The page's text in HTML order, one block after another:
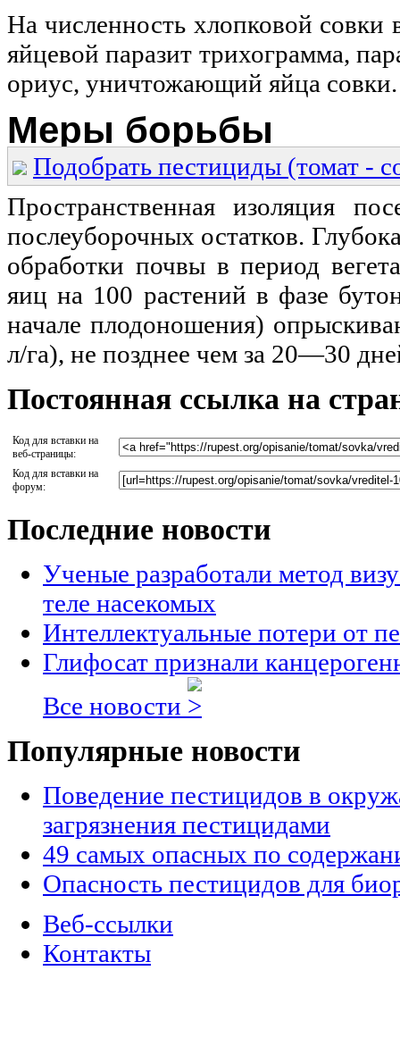
На численность хлопковой
яйцевой паразит трихограмма,
ориус, уничтожающий яйца совки.
Меры борьбы
Подобрать пестициды (томат -
Пространственная изоляция
послеуборочных остатков.
обработки почвы в период
яиц на 100 растений в фазе
начале плодоношения)
л/га), не позднее чем за 20—30
Постоянная ссылка на
Код для вставки на
веб-страницы:
Код для вставки на
форум:
Последние новости
Ученые разработали метод
теле насекомых
Интеллектуальные потери от
Глифосат признали
Все новости
Популярные новости
Поведение пестицидов в
загрязнения пестицидами
49 самых опасных по
Опасность пестицидов для
Веб-ссылки
Контакты